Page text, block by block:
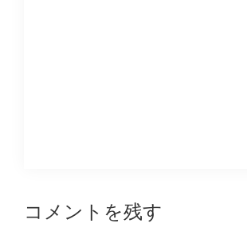
Reader
コメントを残す